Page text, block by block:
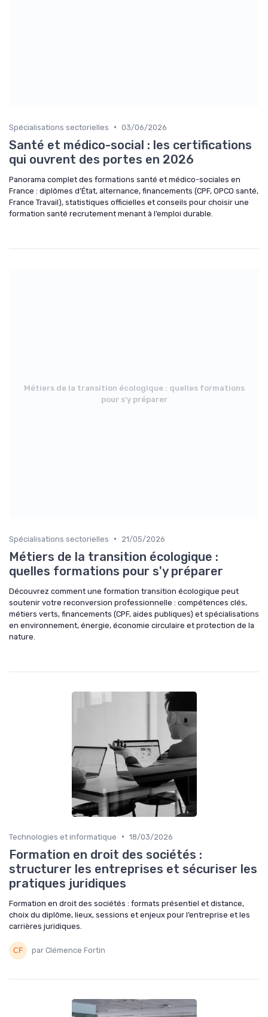
Spécialisations sectorielles • 03/06/2026
Santé et médico-social : les certifications
qui ouvrent des portes en 2026
Panorama complet des formations santé et médico-sociales en
France : diplômes d’État, alternance, financements (CPF, OPCO santé,
France Travail), statistiques officielles et conseils pour choisir une
formation santé recrutement menant à l’emploi durable.
Métiers de la transition écologique : quelles formations
pour s'y préparer
Spécialisations sectorielles • 21/05/2026
Métiers de la transition écologique :
quelles formations pour s'y préparer
Découvrez comment une formation transition écologique peut
soutenir votre reconversion professionnelle : compétences clés,
métiers verts, financements (CPF, aides publiques) et spécialisations
en environnement, énergie, économie circulaire et protection de la
nature.
Technologies et informatique • 18/03/2026
Formation en droit des sociétés :
structurer les entreprises et sécuriser les
pratiques juridiques
Formation en droit des sociétés : formats présentiel et distance,
choix du diplôme, lieux, sessions et enjeux pour l’entreprise et les
carrières juridiques.
par Clémence Fortin